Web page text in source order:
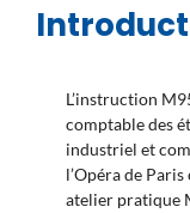
L’instruction
comptable des
industriel et
l’Opéra de
atelier pratique